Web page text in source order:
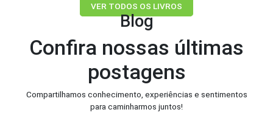
VER TODOS OS LIVROS
Blog
Confira nossas últimas
postagens
Compartilhamos conhecimento, experiências e sentimentos
para caminharmos juntos!